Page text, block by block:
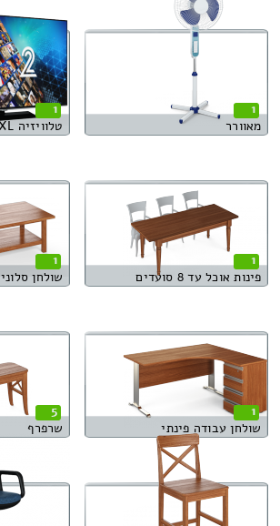
1
מאוורר
1
טלוויזיה XL
1
פינות אוכל עד 8 סועדים
1
שולחן סלוני L
1
שולחן עבודה פינתי
5
שרפרף